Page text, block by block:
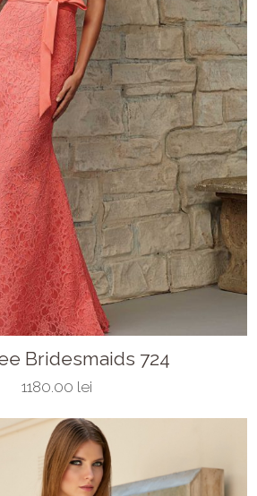
Bridesmaids 724
1180.00 lei